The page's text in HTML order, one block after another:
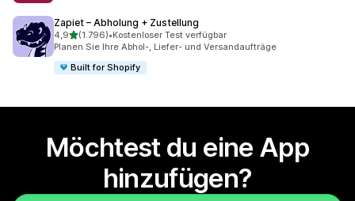
Zapiet – Abholung + Zustellung
4,9von 5 Sternen
(1.796)
1796 Rezensionen insgesamt
•Kostenloser Test verfügbar
Planen Sie Ihre Abhol-, Liefer- und Versandaufträge
Built for Shopify
Möchtest du eine App
hinzufügen?